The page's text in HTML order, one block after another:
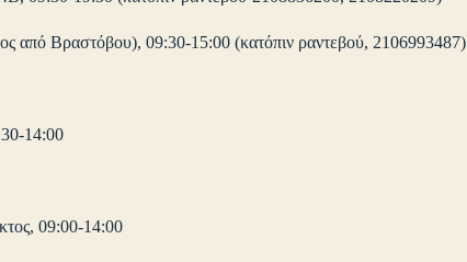
από Βραστόβου), 09:30-15:00 (κατόπιν ραντεβού, 2106993487)
14:00
09:00-14:00